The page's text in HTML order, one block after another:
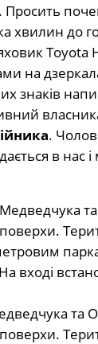
Просить
хвилин до
Toyota
на
знаків
.
в нас
та